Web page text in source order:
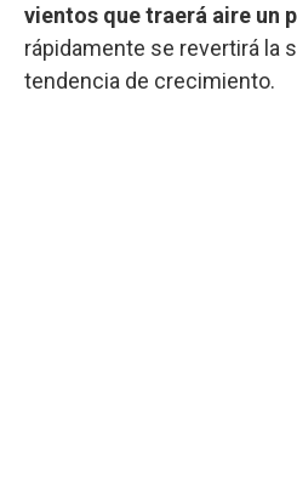
vientos que traerá aire un
rápidamente se revertirá la
tendencia de crecimiento.